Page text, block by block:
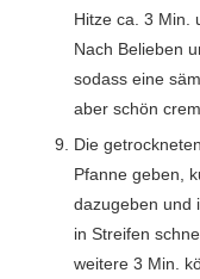
Hitze ca. 3 Min.
Nach Belieben
sodass eine
aber schön
Die getrockneten Tomaten und die Cherrytomaten in die
Pfanne geben,
dazugeben und
in Streifen
weitere 3 Min.